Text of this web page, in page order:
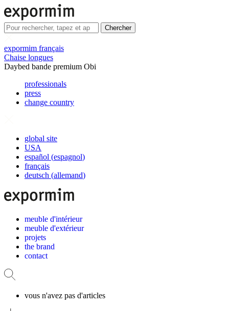
Chercher
expormim français
Chaise longues
Daybed bande premium Obi
professionals
press
change country
global site
USA
español (espagnol)
français
deutsch (allemand)
meuble d'intérieur
meuble d'extérieur
projets
the brand
contact
vous n'avez pas d'articles